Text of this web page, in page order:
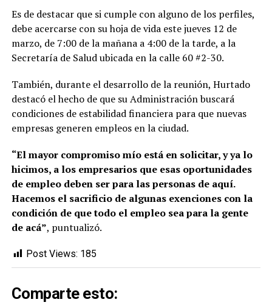
Es de destacar que si cumple con alguno de los perfiles,
debe acercarse con su hoja de vida este jueves 12 de
marzo, de 7:00 de la mañana a 4:00 de la tarde, a la
Secretaría de Salud ubicada en la calle 60 #2-30.
También, durante el desarrollo de la reunión, Hurtado
destacó el hecho de que su Administración buscará
condiciones de estabilidad financiera para que nuevas
empresas generen empleos en la ciudad.
“El mayor compromiso mío está en solicitar, y ya lo
hicimos, a los empresarios que esas oportunidades
de empleo deben ser para las personas de aquí.
Hacemos el sacrificio de algunas exenciones con la
condición de que todo el empleo sea para la gente
de acá”, puntualizó.
Post Views: 185
Comparte esto: